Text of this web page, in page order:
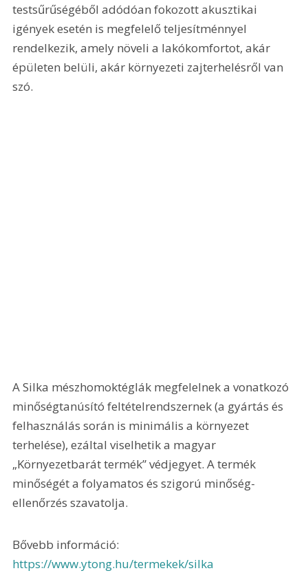
testsűrűségéből adódóan fokozott akusztikai
igények esetén is megfelelő teljesítménnyel
rendelkezik, amely növeli a lakókomfortot, akár
épületen belüli, akár környezeti zajterhelésről van
szó.
A Silka mészhomoktéglák megfelelnek a vonatkozó
minőségtanúsító feltételrendszernek (a gyártás és
felhasználás során is minimális a környezet
terhelése), ezáltal viselhetik a magyar
„Környezetbarát termék” védjegyet. A termék
minőségét a folyamatos és szigorú minőség-
ellenőrzés szavatolja.
Bővebb információ:
https://www.ytong.hu/termekek/silka